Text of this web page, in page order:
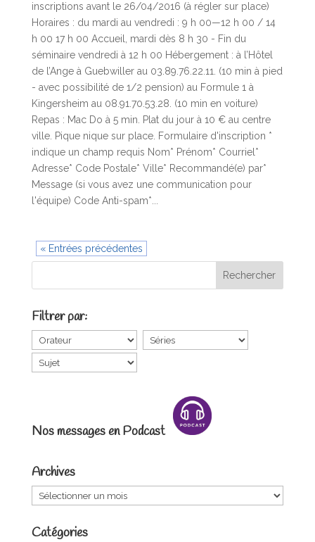
inscriptions avant le 26/04/2016 (à régler sur place)
Horaires : du mardi au vendredi : 9 h 00—12 h 00 / 14
h 00 17 h 00 Accueil, mardi dès 8 h 30 - Fin du
séminaire vendredi à 12 h 00 Hébergement : à l’Hôtel
de l’Ange à Guebwiller au 03.89.76.22.11. (10 min à pied
- avec possibilité de 1/2 pension) au Formule 1 à
Kingersheim au 08.91.70.53.28. (10 min en voiture)
Repas : Mac Do à 5 min. Plat du jour à 10 € au centre
ville. Pique nique sur place. Formulaire d'inscription *
indique un champ requis Nom* Prénom* Courriel*
Adresse* Code Postale* Ville* Recommandé(e) par*
Message (si vous avez une communication pour
l'équipe) Code Anti-spam*...
« Entrées précédentes
Filtrer par:
Nos messages en Podcast
Archives
Archives
Catégories